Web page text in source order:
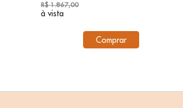
R$ 1.867,00
à vista
Comprar